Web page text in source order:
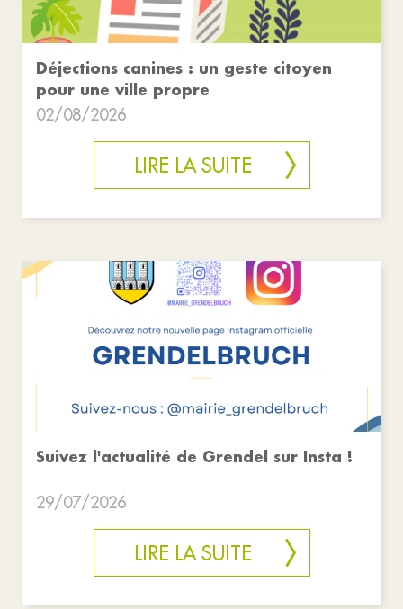
Déjections canines : un geste citoyen
pour une ville propre
02/08/2026
LIRE LA SUITE
Suivez l'actualité de Grendel sur Insta !
29/07/2026
LIRE LA SUITE